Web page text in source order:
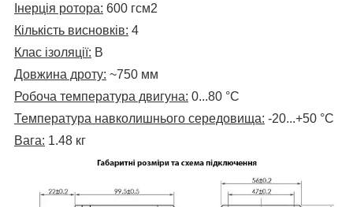
Інерція ротора: 600 гсм2
Кількість висновків: 4
Клас ізоляції: В
Довжина дроту: ~750 мм
Робоча температура двигуна: 0...80 °C
Температура навколишнього середовища: -20...+50 °C
Вага: 1.48 кг